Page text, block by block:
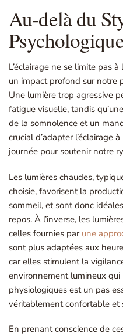
Au-delà du
L’éclairage ne se limite pas
un impact profond sur notre
Une lumière trop agressive
fatigue visuelle, tandis
de la somnolence et un
crucial d’adapter l’éclairage
journée pour soutenir notre
Les lumières chaudes,
choisie, favorisent la
sommeil, et sont donc
repos. À l’inverse, les
celles fournies par une
sont plus adaptées aux
car elles stimulent la
environnement lumineux qui
physiologiques est un pas
véritablement confortable et
En prenant conscience de